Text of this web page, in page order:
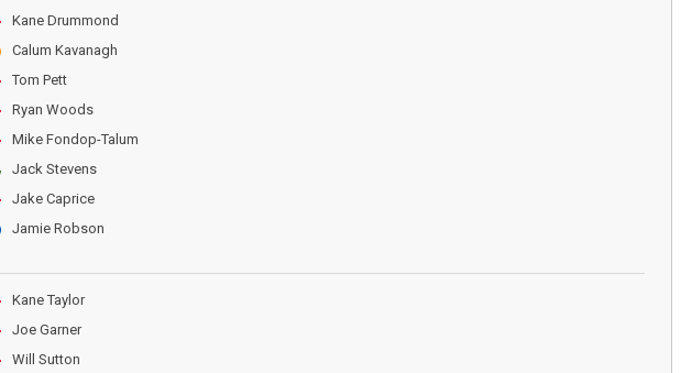
Kane Drummond
Calum Kavanagh
Tom Pett
Ryan Woods
Mike Fondop-Talum
Jack Stevens
Jake Caprice
Jamie Robson
Kane Taylor
Joe Garner
Will Sutton